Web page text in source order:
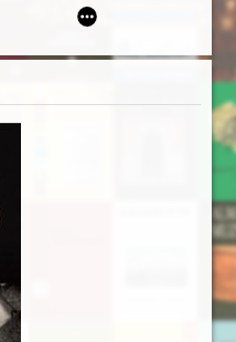
drawskiego od średniowiecza